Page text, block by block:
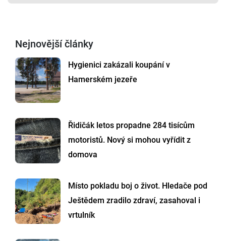
Nejnovější články
Hygienici zakázali koupání v
Hamerském jezeře
Řidičák letos propadne 284 tisícům
motoristů. Nový si mohou vyřídit z
domova
Místo pokladu boj o život. Hledače pod
Ještědem zradilo zdraví, zasahoval i
vrtulník